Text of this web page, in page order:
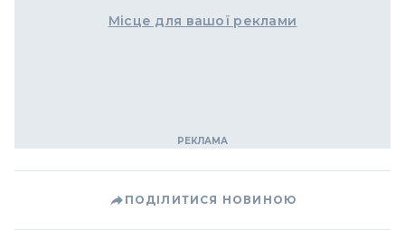
Місце для вашої реклами
ПОДІЛИТИСЯ НОВИНОЮ